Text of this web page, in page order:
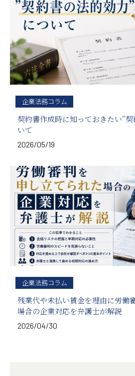
企業法務コラム
契約書作成時に知っておきたい”
いて
2026/05/19
企業法務コラム
残業代や未払い賃金を理由に労働
場合の企業対応を弁護士が解説
2026/04/30